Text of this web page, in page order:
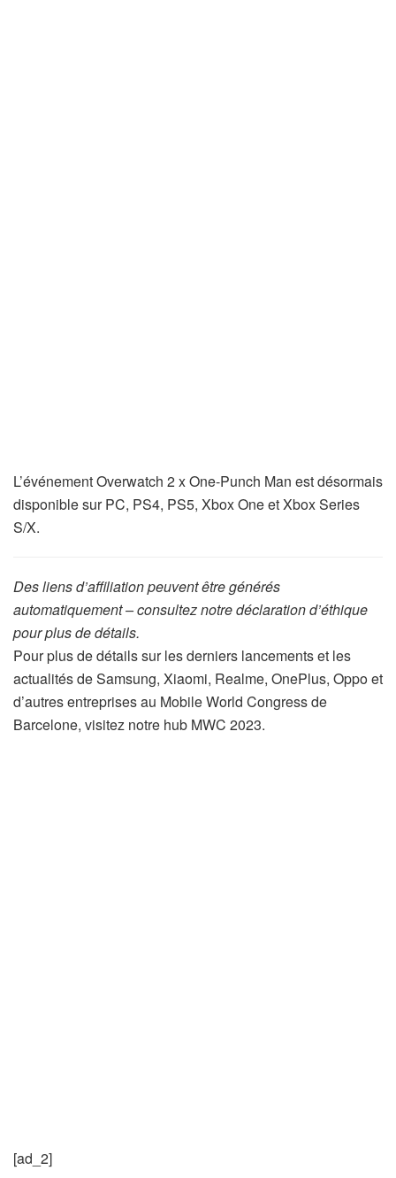
L’événement Overwatch 2 x One-Punch Man est désormais
disponible sur PC, PS4, PS5, Xbox One et Xbox Series
S/X.
Des liens d’affiliation peuvent être générés
automatiquement – consultez notre déclaration d’éthique
pour plus de détails.
Pour plus de détails sur les derniers lancements et les
actualités de Samsung, Xiaomi, Realme, OnePlus, Oppo et
d’autres entreprises au Mobile World Congress de
Barcelone, visitez notre hub MWC 2023.
[ad_2]